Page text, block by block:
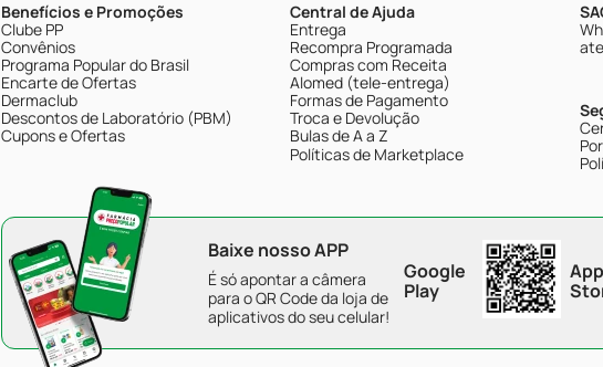
Benefícios e Promoções
Clube PP
Convênios
Programa Popular do Brasil
Encarte de Ofertas
Dermaclub
Descontos de Laboratório (PBM)
Cupons e Ofertas
Central de Ajuda
Entrega
Recompra Programada
Compras com Receita
Alomed (tele-entrega)
Formas de Pagamento
Troca e Devolução
Bulas de A a Z
Políticas de Marketplace
Baixe nosso APP
É só apontar a câmera
para o QR Code da loja de
aplicativos do seu celular!
Google
Play